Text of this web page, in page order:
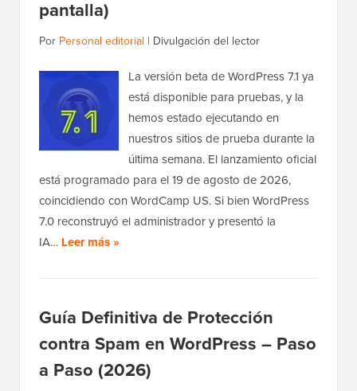
pantalla)
Por Personal editorial | Divulgación del lector
La versión beta de WordPress 7.1 ya
está disponible para pruebas, y la
hemos estado ejecutando en
nuestros sitios de prueba durante la
última semana. El lanzamiento oficial
está programado para el 19 de agosto de 2026,
coincidiendo con WordCamp US. Si bien WordPress
7.0 reconstruyó el administrador y presentó la
IA… Leer más »
Guía Definitiva de Protección
contra Spam en WordPress – Paso
a Paso (2026)